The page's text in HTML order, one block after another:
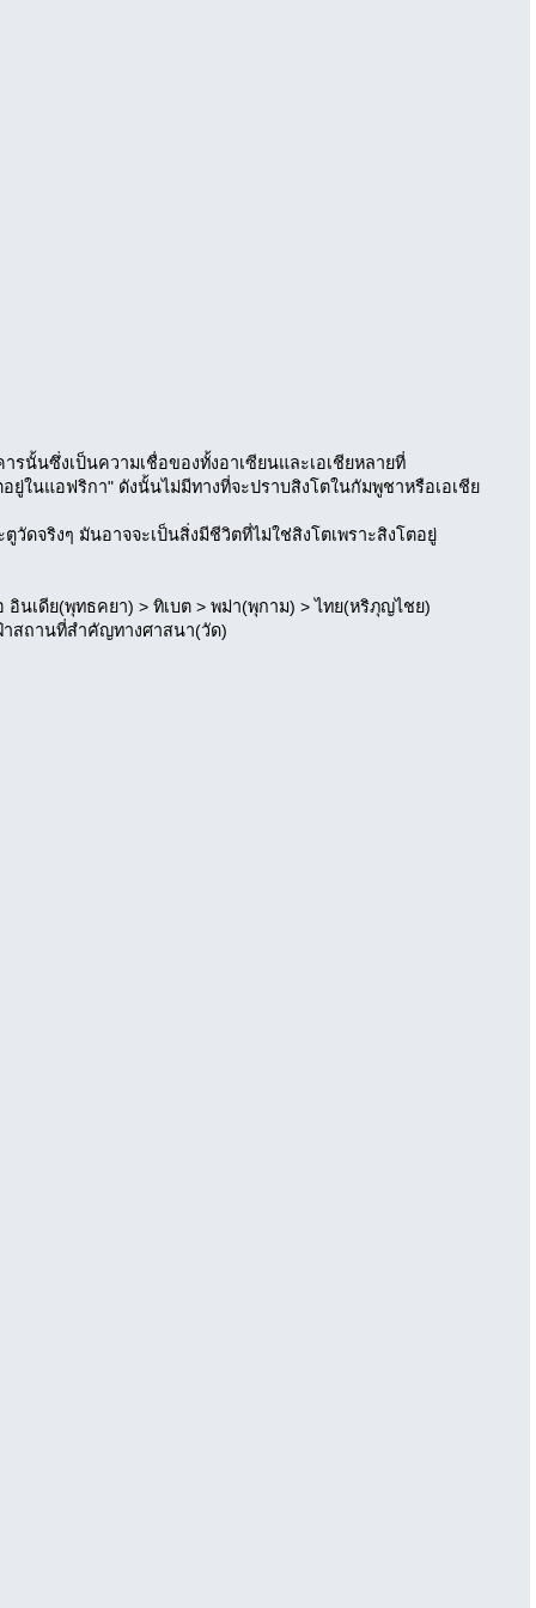
นั้นซึ่งเป็นความเชื่อของทั้งอาเซียนและเอเชียหลายที่
ยู่ในแอฟริกา" ดังนั้นไม่มีทางที่จะปราบสิงโตในกัมพูชาหรือเอเชีย
ดจริงๆ มันอาจจะเป็นสิ่งมีชีวิตที่ไม่ใช่สิงโตเพราะสิงโตอยู่
เดีย(พุทธคยา) > ทิเบต > พม่า(พุกาม) > ไทย(หริภุญไชย)
าสถานที่สำคัญทางศาสนา(วัด)